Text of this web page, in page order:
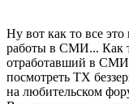
Ну вот как то все
работы в СМИ... Как
отработавший в СМИ
посмотреть ТХ
на любительском